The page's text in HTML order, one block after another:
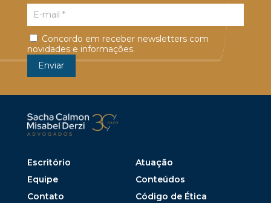
Concordo em receber newsletters com
novidades e informações.
Escritório
Atuação
Equipe
Conteúdos
Contato
Código de Ética